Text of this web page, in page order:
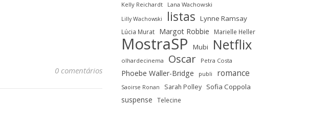
0 comentários
Kelly Reichardt Lana Wachowski
Lilly Wachowski listas Lynne Ramsay
Lúcia Murat Margot Robbie Marielle Heller
MostraSP Mubi Netflix
olhardecinema Oscar Petra Costa
Phoebe Waller-Bridge publi romance
Saoirse Ronan Sarah Polley Sofia Coppola
suspense Telecine